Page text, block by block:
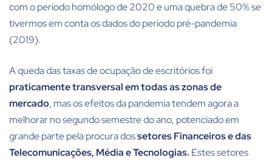
com o período homólogo de 2020 e uma quebra de 50% se
tivermos em conta os dados do período pré-pandemia
(2019).
A queda das taxas de ocupação de escritórios foi
praticamente transversal em todas as zonas de
mercado, mas os efeitos da pandemia tendem agora a
melhorar no segundo semestre do ano, potenciado em
grande parte pela procura dossetores Financeiros e das
Telecomunicações, Média e Tecnologias. Estes setores